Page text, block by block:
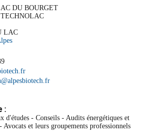
DU BOURGET
LAC
:
d'études - Conseils - Audits énergétiques et
Avocats et leurs groupements professionnels